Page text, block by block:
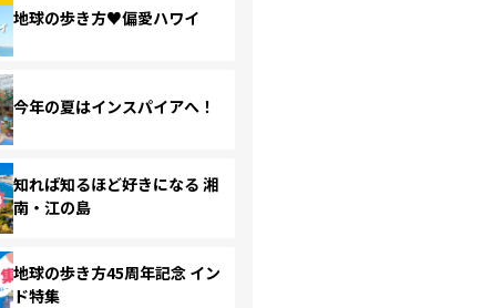
地球の歩き方♥偏愛ハワイ
今年の夏はインスパイアへ！
知れば知るほど好きになる 湘
南・江の島
地球の歩き方45周年記念 イン
ド特集